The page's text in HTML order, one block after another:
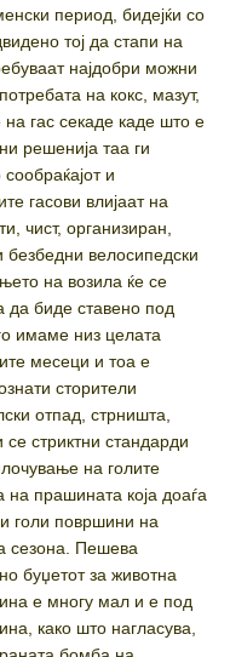
период, бидејќи со
тој да стапи на
најдобри можни
на кокс, мазут,
гас секаде каде што е
решенија таа ги
и
гасови влијаат на
чист, организиран,
безбедни велосипедски
на возила ќе се
биде ставено под
имаме низ целата
месеци и тоа е
сторители
отпад, стрништа,
стриктни стандарди
на голите
прашината која доаѓа
голи површини на
сезона. Пешева
буџетот за животна
е многу мал и е под
како што нагласува,